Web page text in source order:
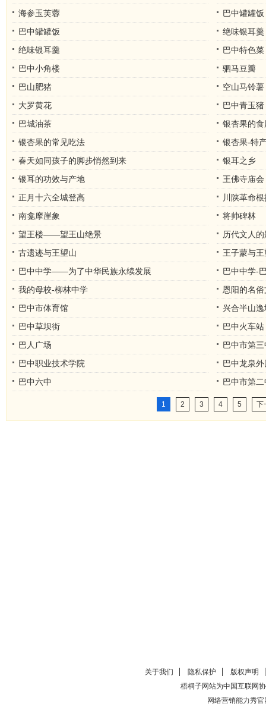
海参玉芙蓉
巴中罐罐饭
巴中罐罐饭
绝味银耳羹
绝味银耳羹
巴中特色菜
巴中小角楼
驷马豆瓣
巴山肥猪
空山马铃薯
大罗黄花
巴中青玉猪
巴城油茶
银杏果的
银杏果的常见吃法
银杏果-特
春天如同孩子的脚步悄然到来
银耳之乡
银耳的功效与产地
王佛寺庙会
正月十六全城登高
川陕革命
南龛摩崖象
将帅碑林
望王楼——望王山绝景
历代文人
古遗迹与王望山
王子蒙与
巴中中学——为了中华民族永续发展
巴中中学-
我的母校-柳林中学
恩阳的名
巴中市体育馆
兴合半山逸
巴中草坝街
巴中火车站
巴人广场
巴中市第
巴中职业技术学院
巴中龙泉
巴中六中
巴中市第
1 2 3 4 5 下
关于我们 隐私保护
版权声明
梧桐子网站为中国互联网
网络营销能力秀官